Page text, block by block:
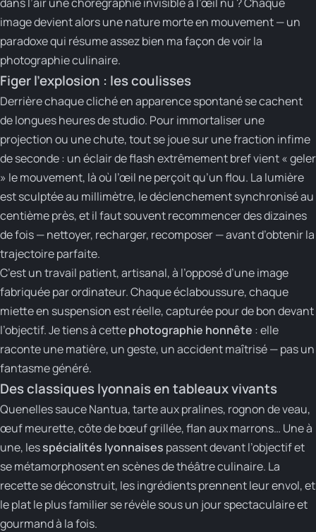
image devient alors une nature morte en mouvement — un
paradoxe qui résume assez bien ma façon de voir la
photographie culinaire.
Figer l’explosion : les coulisses
Derrière chaque cliché en apparence spontané se cachent
de longues heures de studio. Pour immortaliser une
projection ou une chute, tout se joue sur une fraction infime
de seconde : un éclair de flash extrêmement bref vient « geler
» le mouvement, là où l’œil ne perçoit qu’un flou. La lumière
est sculptée au millimètre, le déclenchement synchronisé au
centième près, et il faut souvent recommencer des dizaines
de fois — nettoyer, recharger, recomposer — avant d’obtenir la
trajectoire parfaite.
C’est un travail patient, artisanal, à l’opposé d’une image
fabriquée par ordinateur. Chaque éclaboussure, chaque
miette en suspension est réelle, capturée pour de bon devant
l’objectif. Je tiens à cettephotographie honnête : elle
raconte une matière, un geste, un accident maîtrisé — pas un
fantasme généré.
Des classiques lyonnais en tableaux vivants
Quenelles sauce Nantua, tarte aux pralines, rognon de veau,
œuf meurette, côte de bœuf grillée, flan aux marrons… Une à
une, lesspécialités lyonnaises passent devant l’objectif et
se métamorphosent en scènes de théâtre culinaire. La
recette se déconstruit, les ingrédients prennent leur envol, et
le plat le plus familier se révèle sous un jour spectaculaire et
gourmand à la fois.